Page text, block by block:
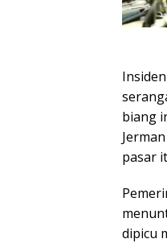
biang
pasar
dipicu